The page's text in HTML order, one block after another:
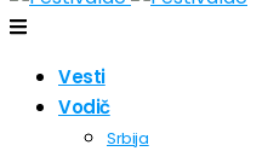
Vesti
Vodič
Srbija